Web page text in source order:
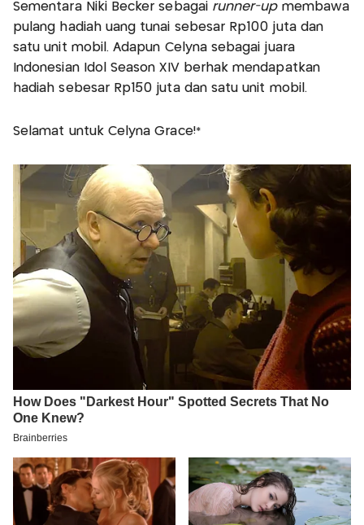
Sementara Niki Becker sebagai runner-upmembawa
pulang hadiah uang tunai sebesar Rp100 juta dan
satu unit mobil. Adapun Celyna sebagai juara
Indonesian Idol Season XIV berhak mendapatkan
hadiah sebesar Rp150 juta dan satu unit mobil.
Selamat untuk Celyna Grace!*